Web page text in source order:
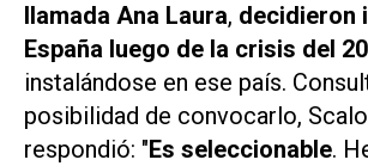
llamada Ana Laura, decidieron
España luego de la crisis del
instalándose en ese país.
posibilidad de convocarlo,
respondió: "Es seleccionable.